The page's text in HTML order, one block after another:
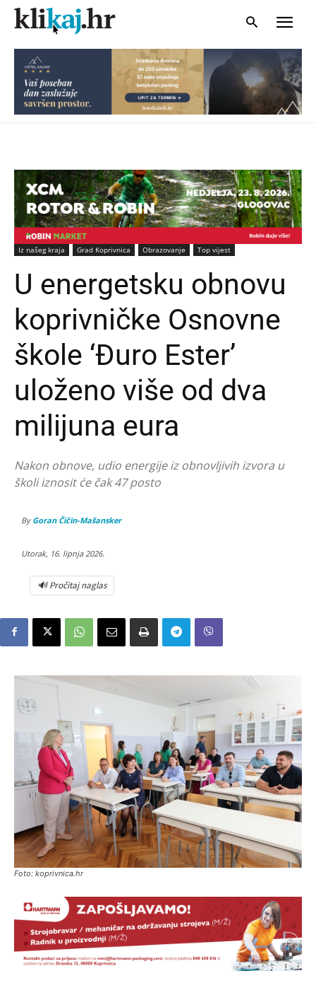
Iz našeg kraja Grad Koprivnica Obrazovanje Top vijest
U energetsku obnovu
koprivničke Osnovne
škole ‘Đuro Ester’
uloženo više od dva
milijuna eura
Nakon obnove, udio energije iz obnovljivih izvora u
školi iznosit će čak 47 posto
By Goran Čičin-Mašansker
Utorak, 16. lipnja 2026.
🔊 Pročitaj naglas
Foto: koprivnica.hr